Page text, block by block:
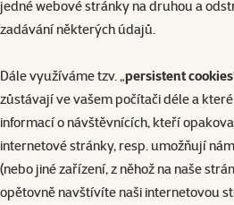
jedné webové stránky na druhou a
zadávání některých údajů.
Dále využíváme tzv. „persistent cookies
zůstávají ve vašem počítači déle a
informací o návštěvnících, kteří
internetové stránky, resp. umožňují
(nebo jiné zařízení, z něhož na naše
opětovně navštívíte naši internetovou